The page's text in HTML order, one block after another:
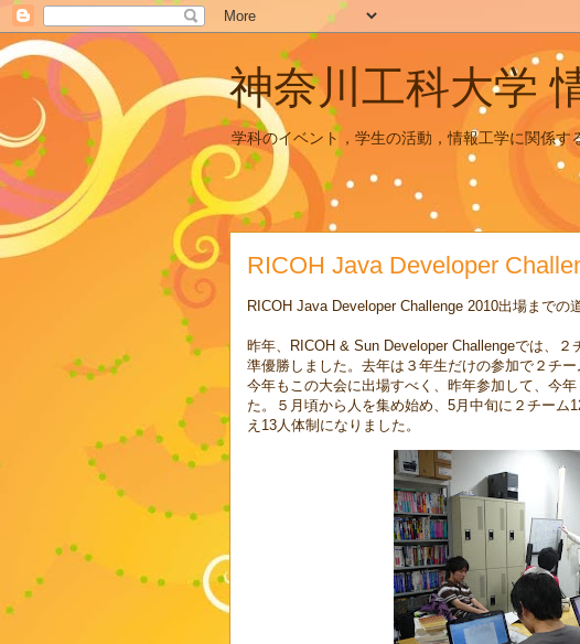
神奈川工科大学
学科のイベント，学生の活動，情報工学に関係す
RICOH Java Developer
RICOH Java Developer Challenge 2010出場までの
昨年、RICOH & Sun Developer Challengeでは、
準優勝しました。去年は３年生だけの参加で２チー
今年もこの大会に出場すべく、昨年参加して、今
た。５月頃から人を集め始め、5月中旬に２チー
え13人体制になりました。